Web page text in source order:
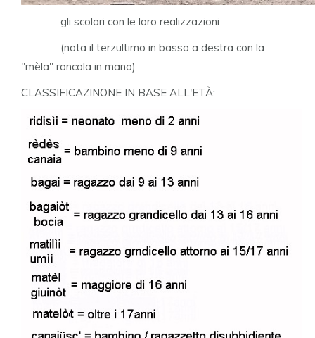
gli scolari con le loro realizzazioni
(nota il terzultimo in basso a destra con la
"mèla" roncola in mano)
CLASSIFICAZINONE IN BASE ALL'ETÀ: